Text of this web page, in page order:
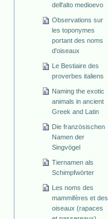
dell'alto medioevo
Observations sur
les toponymes
portant des noms
d'oiseaux
Le Bestiaire des
proverbes italiens
Naming the exotic
animals in ancient
Greek and Latin
Die französischen
Namen der
Singvögel
Tiernamen als
Schimpfwörter
Les noms des
mammifères et des
oiseaux (rapaces